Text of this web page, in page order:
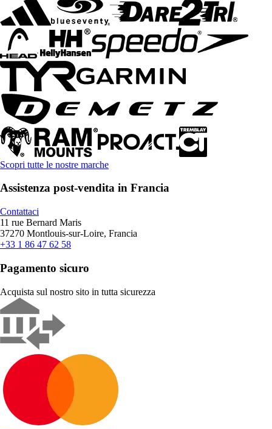
Scopri tutte le nostre marche
Assistenza post-vendita in Francia
Contattaci
11 rue Bernard Maris
37270 Montlouis-sur-Loire, Francia
+33 1 86 47 62 58
Pagamento sicuro
Acquista sul nostro sito in tutta sicurezza